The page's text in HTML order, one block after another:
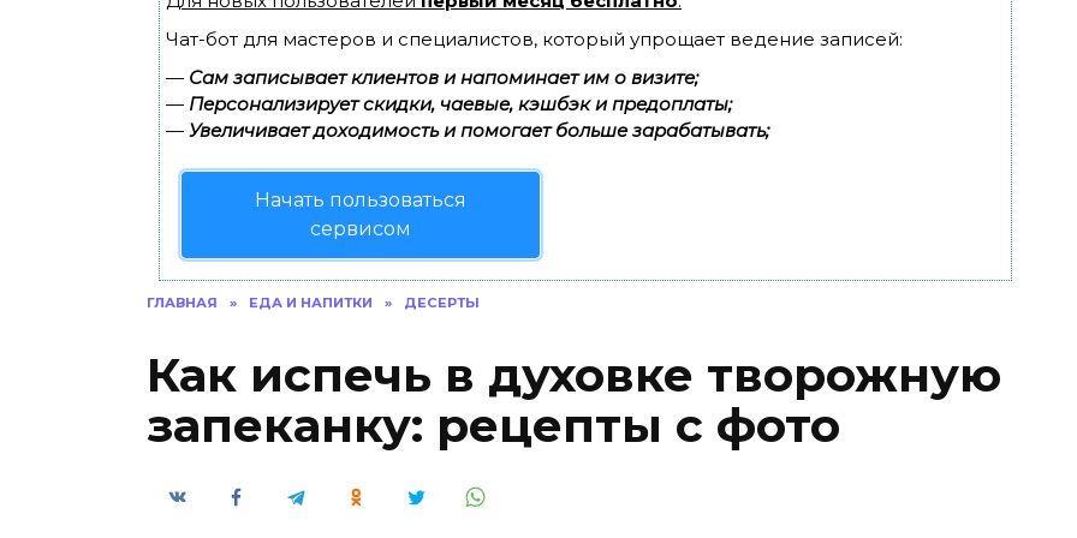
Чат-бот для мастеров и специалистов, который упрощает ведение записей:
— Сам записывает клиентов и напоминает им о визите;
— Персонализирует скидки, чаевые, кэшбэк и предоплаты;
— Увеличивает доходимость и помогает больше зарабатывать;
Начать пользоваться
сервисом
ГЛАВНАЯ » ЕДА И НАПИТКИ » ДЕСЕРТЫ
Как испечь в духовке творожную
запеканку: рецепты с фото